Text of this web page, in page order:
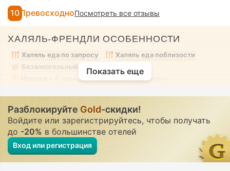
10 ПревосходноПосмотреть все отзывы
ХАЛЯЛЬ-ФРЕНДЛИ ОСОБЕННОСТИ
Халяль еда по запросу
Халяль еда поблизости
Безалкогольный номер
• В аренду • Полностью уединенно
Показать еще
Разблокируйте Gold-скидки!
Войдите или зарегистрируйтесь, чтобы получать
до -20% в большинстве отелей
Вход или регистрация